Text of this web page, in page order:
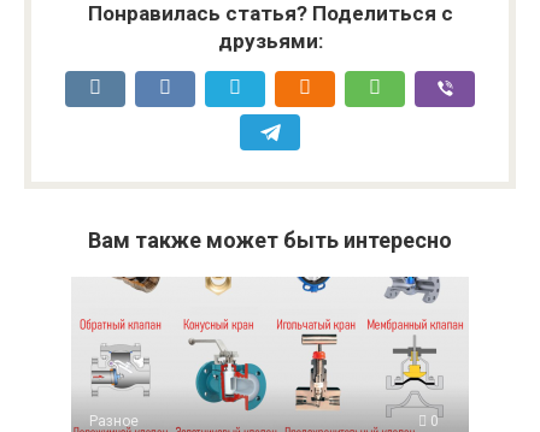
Понравилась статья? Поделиться с
друзьями:
Вам также может быть интересно
Разное 0